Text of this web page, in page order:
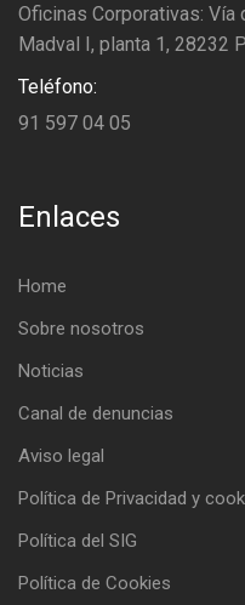
Oficinas Corporativas:
Madval I, planta 1, 28232
Teléfono:
91 597 04 05
Enlaces
Home
Sobre nosotros
Noticias
Canal de denuncias
Aviso legal
Política de Privacidad y
Política del SIG
Política de Cookies